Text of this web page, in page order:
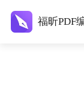
福昕PDF